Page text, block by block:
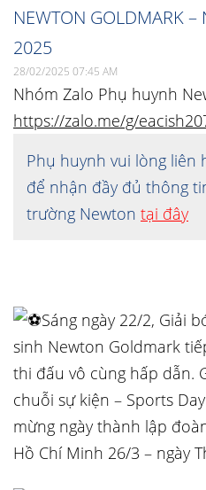
NEWTON GOLDMARK –
2025
28/02/2025 07:45 AM
Nhóm Zalo Phụ huynh
https://zalo.me/g/
Phụ huynh vui lòng liên
để nhận đầy đủ thông
trường Newton tại đây
Sáng ngày 22/2, Giải
sinh Newton Goldmark
thi đấu vô cùng hấp dẫn.
chuỗi sự kiện – Sports
mừng ngày thành lập
Hồ Chí Minh 26/3 – ngày